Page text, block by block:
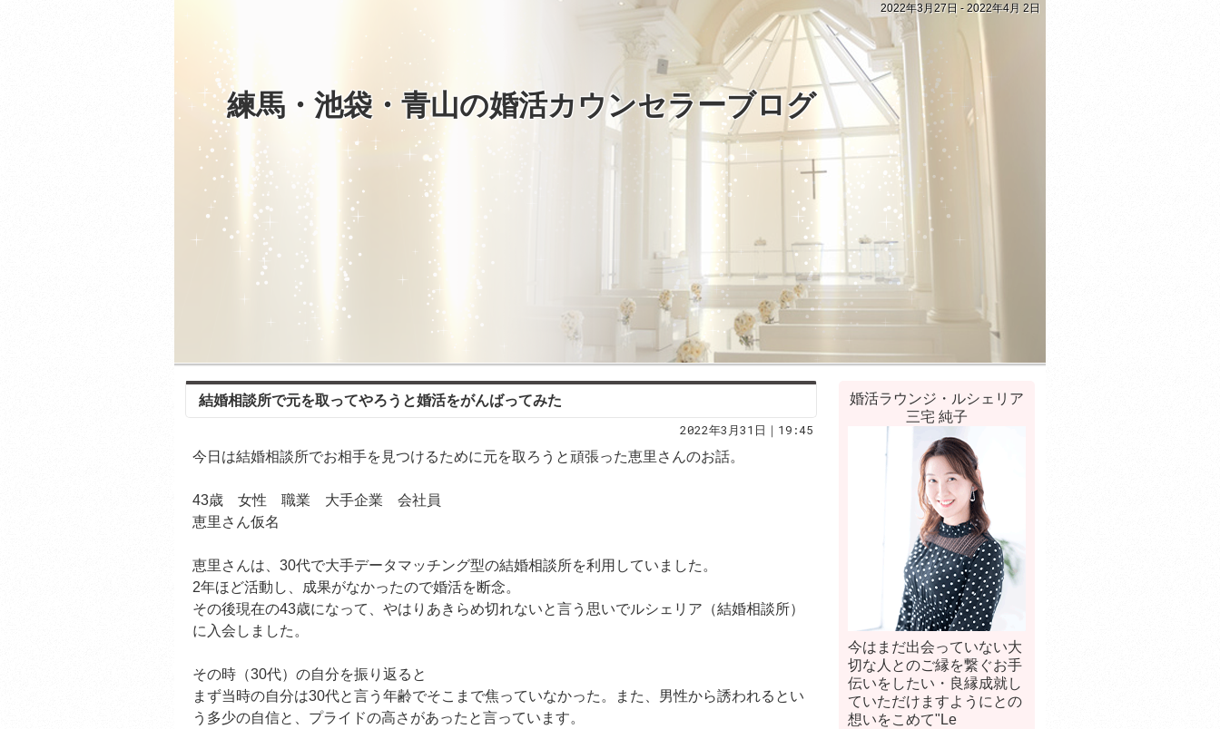
2022年3月27日 - 2022年4月 2日
練馬・池袋・青山の婚活カウンセラーブログ
結婚相談所で元を取ってやろうと婚活をがんばってみた
2022年3月31日｜19:45
今日は結婚相談所でお相手を見つけるために元を取ろうと頑張った恵里さんのお話。
43歳 女性 職業 大手企業 会社員
恵里さん仮名
恵里さんは、30代で大手データマッチング型の結婚相談所を利用していました。
2年ほど活動し、成果がなかったので婚活を断念。
その後現在の43歳になって、やはりあきらめ切れないと言う思いでルシェリア（結婚相談所）
に入会しました。
その時（30代）の自分を振り返ると
まず当時の自分は30代と言う年齢でそこまで焦っていなかった。また、男性から誘われるとい
う多少の自信と、プライドの高さがあったと言っています。
婚活ラウンジ・ルシェリア
三宅 純子
今はまだ出会っていない大
切な人とのご縁を繋ぐお手
伝いをしたい・良縁成就し
ていただけますようにとの
想いをこめて"Le